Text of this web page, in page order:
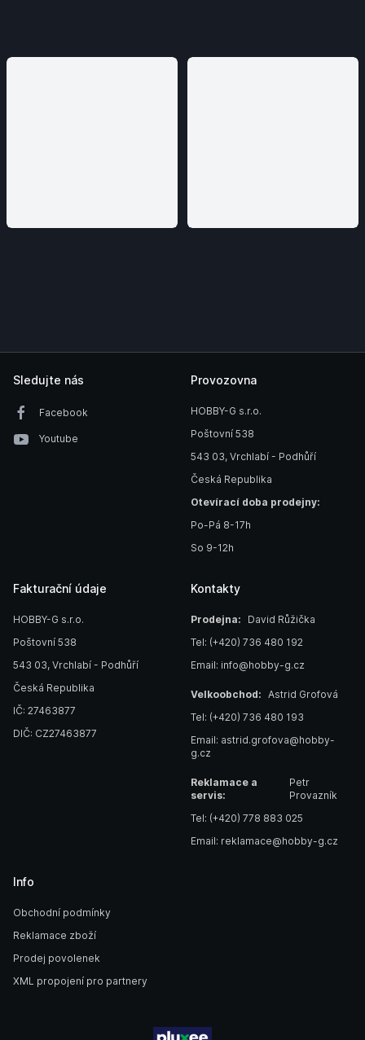
Sledujte nás
Facebook
Youtube
Provozovna
HOBBY-G s.r.o.
Poštovní 538
543 03, Vrchlabí - Podhůří
Česká Republika
Otevírací doba prodejny:
Po-Pá 8-17h
So 9-12h
Fakturační údaje
HOBBY-G s.r.o.
Poštovní 538
543 03, Vrchlabí - Podhůří
Česká Republika
IČ: 27463877
DIČ: CZ27463877
Kontakty
Prodejna:
David Růžička
Tel: (+420) 736 480 192
Email: info@hobby-g.cz
Velkoobchod: Astrid Grofová
Tel: (+420) 736 480 193
Email: astrid.grofova@hobby-
g.cz
Reklamace a
servis:
Petr
Provazník
Tel: (+420) 778 883 025
Email: reklamace@hobby-g.cz
Info
Obchodní podmínky
Reklamace zboží
Prodej povolenek
XML propojení pro partnery